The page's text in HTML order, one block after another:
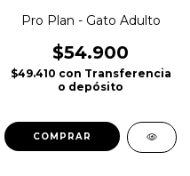
Pro Plan - Gato Adulto
$54.900
$49.410 con Transferencia
o depósito
COMPRAR